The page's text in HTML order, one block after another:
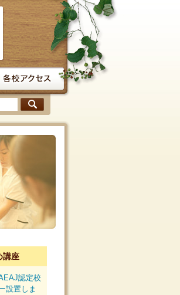
講座
認定校
設置しま